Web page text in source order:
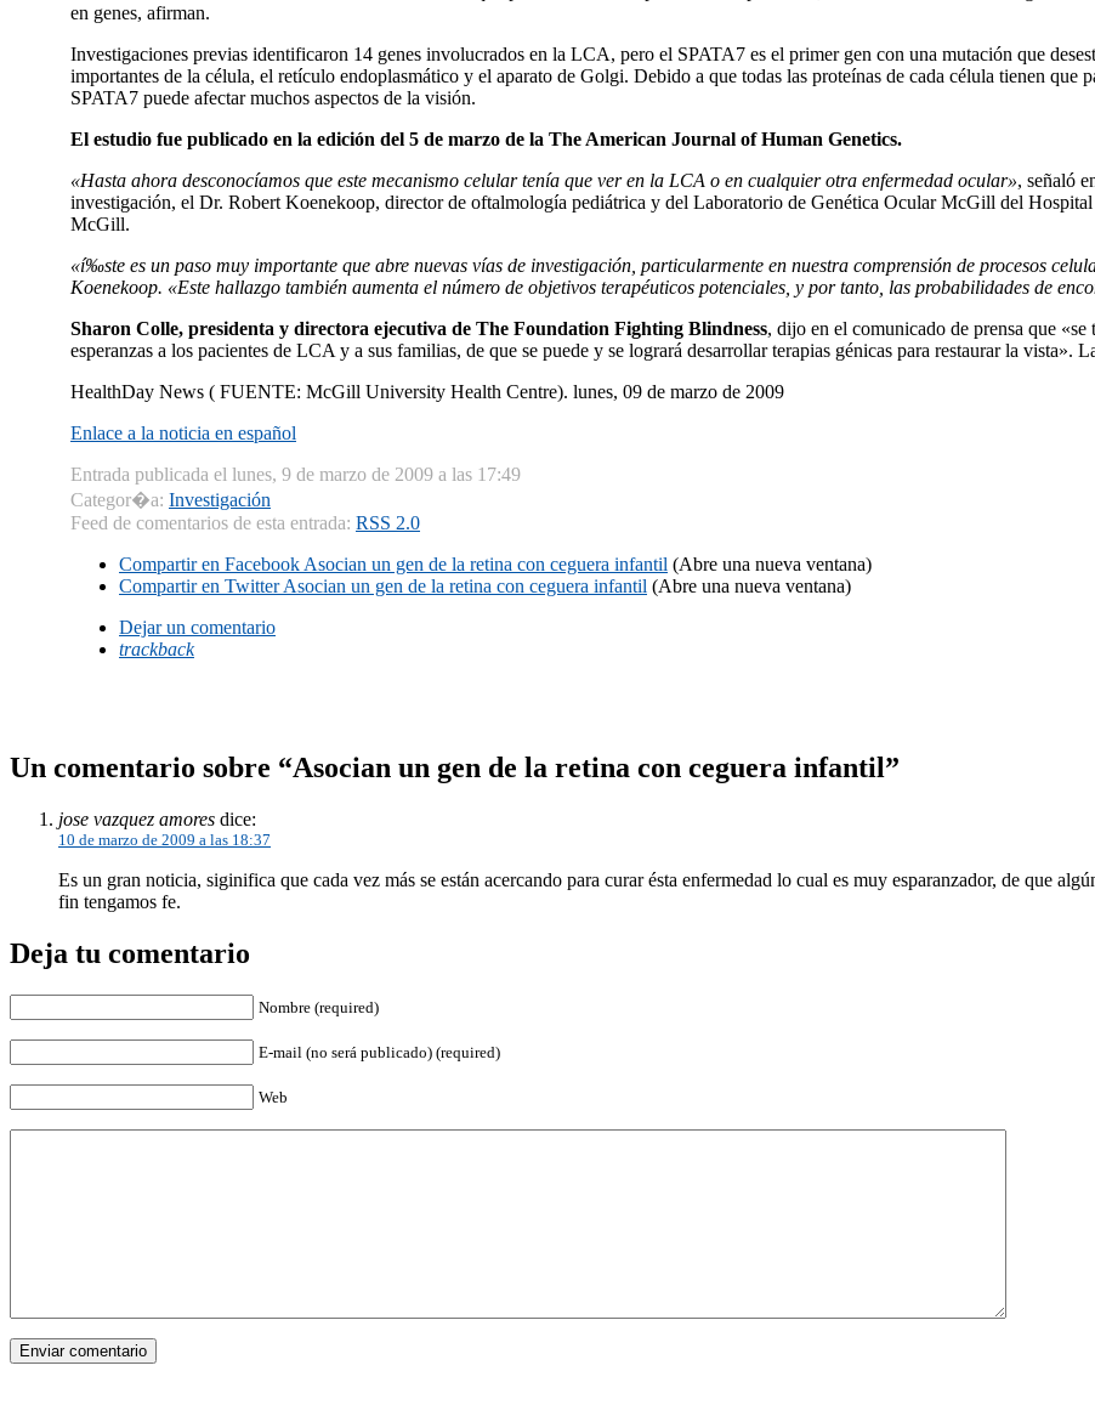
en genes, afirman.
Investigaciones previas identificaron 14 genes involucrados en la LCA, pero el SPATA7 es el primer gen con una mutación que
importantes de la célula, el retí­culo endoplasmático y el aparato de Golgi. Debido a que todas las proteí­nas de cada célula tienen que
SPATA7 puede afectar muchos aspectos de la visión.
El estudio fue publicado en la edición del 5 de marzo de la The American Journal of Human Genetics.
«Hasta ahora desconocí­amos que este mecanismo celular tení­a que ver en la LCA o en cualquier otra enfermedad ocular», señaló
investigación, el Dr. Robert Koenekoop, director de oftalmologí­a pediátrica y del Laboratorio de Genética Ocular McGill del
McGill.
«í‰ste es un paso muy importante que abre nuevas ví­as de investigación, particularmente en nuestra comprensión de procesos
Koenekoop. «Este hallazgo también aumenta el número de objetivos terapéuticos potenciales, y por tanto, las probabilidades de
Sharon Colle, presidenta y directora ejecutiva de The Foundation Fighting Blindness, dijo en el comunicado de prensa que
esperanzas a los pacientes de LCA y a sus familias, de que se puede y se logrará desarrollar terapias génicas para restaurar la vista».
HealthDay News ( FUENTE: McGill University Health Centre). lunes, 09 de marzo de 2009
Enlace a la noticia en español
Entrada publicada el lunes, 9 de marzo de 2009 a las 17:49
Categor�a: Investigación
Feed de comentarios de esta entrada: RSS 2.0
Compartir en Facebook Asocian un gen de la retina con ceguera infantil (Abre una nueva ventana)
Compartir en TwitterAsocian un gen de la retina con ceguera infantil (Abre una nueva ventana)
Dejar un comentario
trackback
Un comentario sobre “Asocian un gen de la retina con ceguera infantil”
jose vazquez amores dice:
10 de marzo de 2009 a las 18:37
Es un gran noticia, siginifica que cada vez más se están acercando para curar ésta enfermedad lo cual es muy esparanzador, de que
fin tengamos fe.
Deja tu comentario
Nombre (required)
E-mail (no será publicado) (required)
Web